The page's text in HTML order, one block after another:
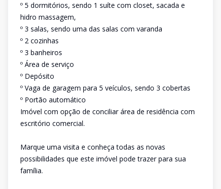
º 5 dormitórios, sendo 1 suíte com closet, sacada e
hidro massagem,
º 3 salas, sendo uma das salas com varanda
º 2 cozinhas
º 3 banheiros
º Área de serviço
º Depósito
º Vaga de garagem para 5 veículos, sendo 3 cobertas
º Portão automático
Imóvel com opção de conciliar área de residência com
escritório comercial.
Marque uma visita e conheça todas as novas
possibilidades que este imóvel pode trazer para sua
família.